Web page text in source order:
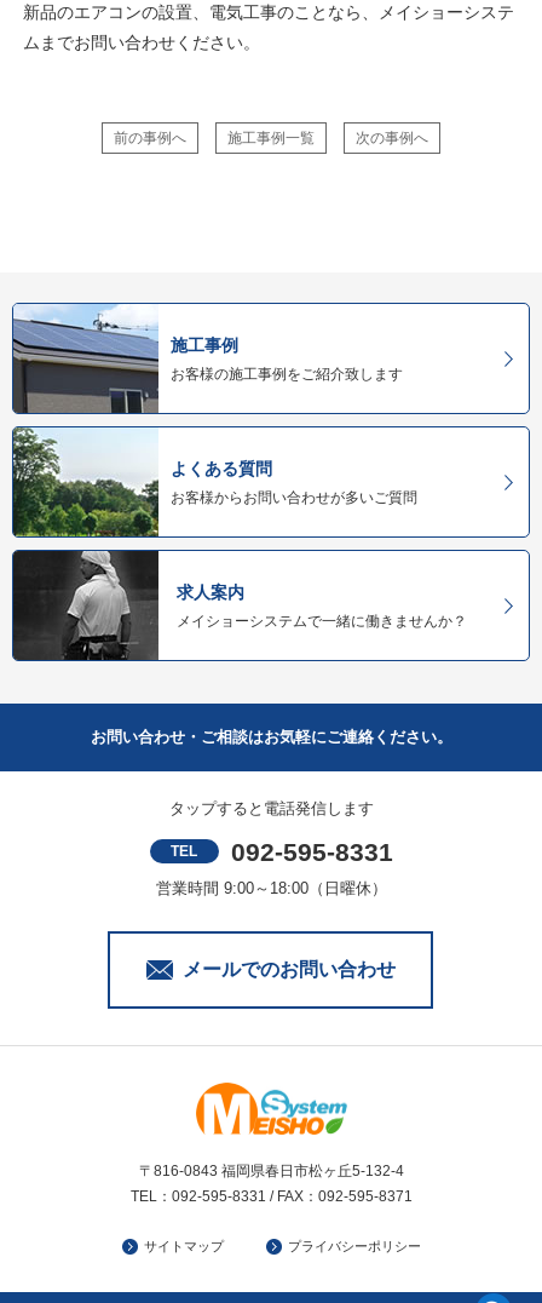
新品のエアコンの設置、電気工事のことなら、メイショーシステ
ムまでお問い合わせください。
前の事例へ 施工事例一覧 次の事例へ
施工事例
お客様の施工事例をご紹介致します
よくある質問
お客様からお問い合わせが多いご質問
求人案内
メイショーシステムで一緒に働きませんか？
お問い合わせ・ご相談はお気軽にご連絡ください。
タップすると電話発信します
TEL 092-595-8331
営業時間 9:00～18:00（日曜休）
メールでのお問い合わせ
〒816-0843 福岡県春日市松ヶ丘5-132-4
TEL：092-595-8331 / FAX：092-595-8371
サイトマップ プライバシーポリシー